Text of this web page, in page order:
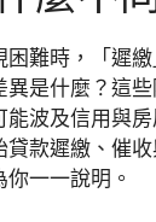
難時，「遲繳
異是什麼？這
能波及信用與
貸款遲繳、催
一一說明。